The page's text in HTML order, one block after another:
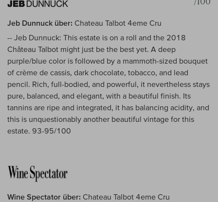
Jeb Dunnuck über: Chateau Talbot 4eme Cru
-- Jeb Dunnuck: This estate is on a roll and the 2018
Château Talbot might just be the best yet. A deep
purple/blue color is followed by a mammoth-sized bouquet
of crème de cassis, dark chocolate, tobacco, and lead
pencil. Rich, full-bodied, and powerful, it nevertheless stays
pure, balanced, and elegant, with a beautiful finish. Its
tannins are ripe and integrated, it has balancing acidity, and
this is unquestionably another beautiful vintage for this
estate. 93-95/100
Wine Spectator über: Chateau Talbot 4eme Cru